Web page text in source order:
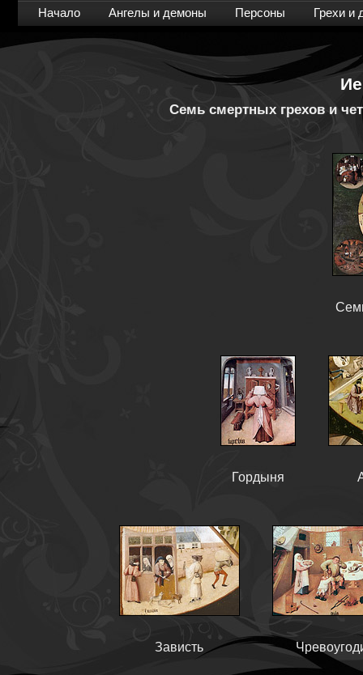
Начало Ангелы и демоны Персоны Грехи и
Семь смертных грехов и
Гордыня
Зависть